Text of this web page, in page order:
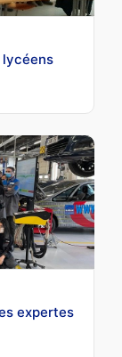
lycéens
expertes